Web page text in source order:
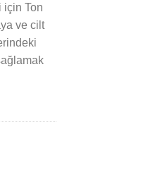
için Ton
ve cilt